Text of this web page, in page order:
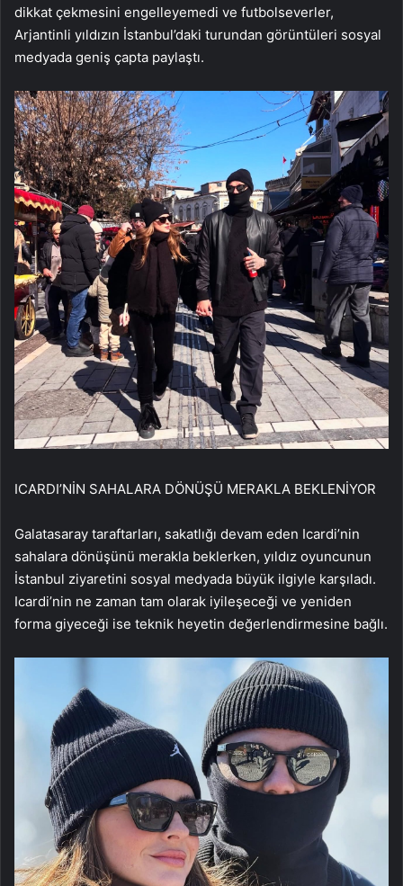
dikkat çekmesini engelleyemedi ve futbolseverler,
Arjantinli yıldızın İstanbul’daki turundan görüntüleri sosyal
medyada geniş çapta paylaştı.
ICARDI’NİN SAHALARA DÖNÜŞÜ MERAKLA BEKLENİYOR
Galatasaray taraftarları, sakatlığı devam eden Icardi’nin
sahalara dönüşünü merakla beklerken, yıldız oyuncunun
İstanbul ziyaretini sosyal medyada büyük ilgiyle karşıladı.
Icardi’nin ne zaman tam olarak iyileşeceği ve yeniden
forma giyeceği ise teknik heyetin değerlendirmesine bağlı.